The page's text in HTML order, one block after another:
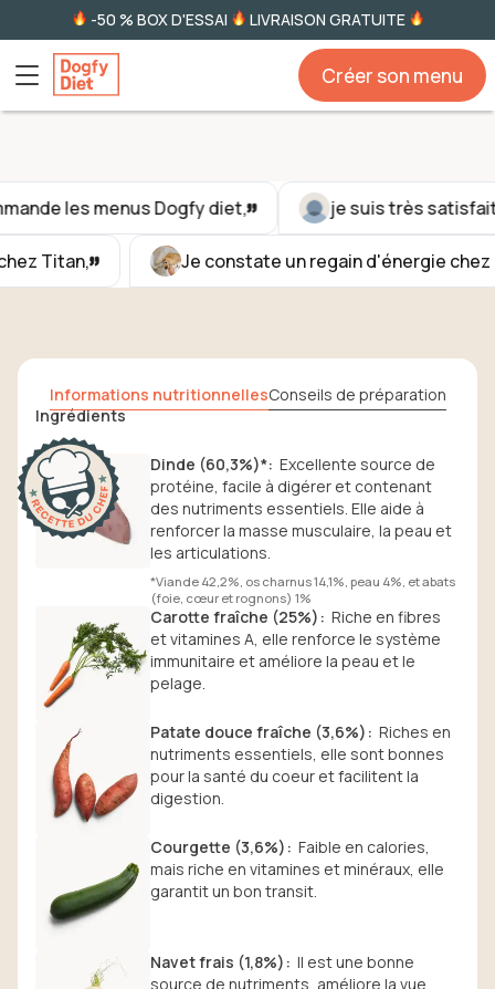
-50 % BOX D'ESSAI LIVRAISON GRATUITE
Créer son menu
les menus Dogfy diet, je suis très
Titan, Je constate un regain d'énergie
Informations nutritionnellesConseils de préparation
Ingrédients
Dinde (60,3%)*: Excellente source de
protéine, facile à digérer et contenant
des nutriments essentiels. Elle aide à
renforcer la masse musculaire, la peau et
les articulations.
*Viande 42,2%, os charnus 14,1%, peau 4%, et abats
(foie, cœur et rognons) 1%
Carotte fraîche (25%) : Riche en fibres
et vitamines A, elle renforce le système
immunitaire et améliore la peau et le
pelage.
Patate douce fraîche (3,6%) : Riches en
nutriments essentiels, elle sont bonnes
pour la santé du coeur et facilitent la
digestion.
Courgette (3,6%) : Faible en calories,
mais riche en vitamines et minéraux, elle
garantit un bon transit.
Navet frais (1,8%) : Il est une bonne
source de nutriments, améliore la vue,